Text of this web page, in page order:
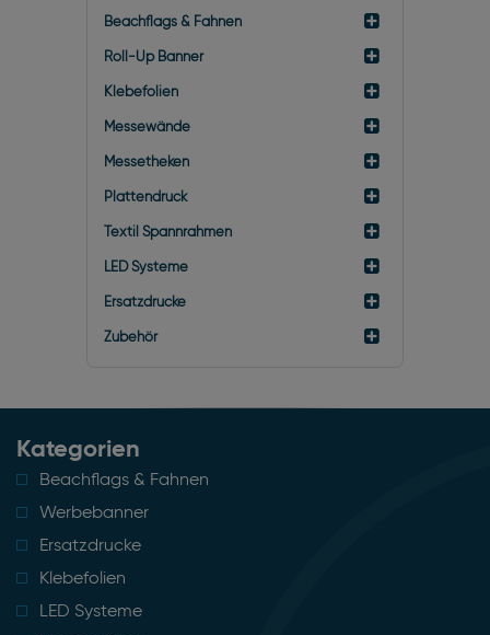
Beachflags & Fahnen
Roll-Up Banner
Klebefolien
Messewände
Messetheken
Plattendruck
Textil Spannrahmen
LED Systeme
Ersatzdrucke
Zubehör
Kategorien
Beachflags & Fahnen
Werbebanner
Ersatzdrucke
Klebefolien
LED Systeme